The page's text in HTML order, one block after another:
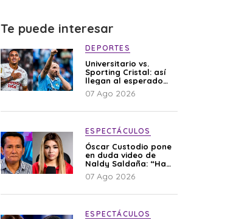
Te puede interesar
DEPORTES
Universitario vs.
Sporting Cristal: así
llegan al esperado
duelo
07 Ago 2026
ESPECTÁCULOS
Óscar Custodio pone
en duda video de
Naldy Saldaña: “Hay
cosas que de repente
se han editado”
07 Ago 2026
ESPECTÁCULOS